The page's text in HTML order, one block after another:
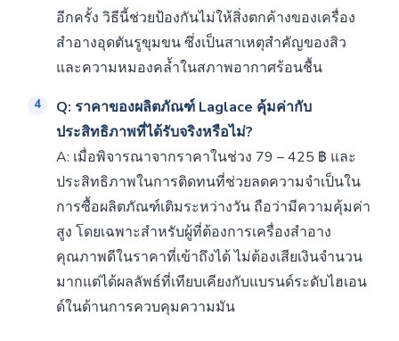
อีกครั้ง วิธีนี้ช่วยป้องกันไม่ให้สิ่งตกค้างของเครื่อง
สำอางอุดตันรูขุมขน ซึ่งเป็นสาเหตุสำคัญของสิว
และความหมองคล้ำในสภาพอากาศร้อนชื้น
Q: ราคาของผลิตภัณฑ์ Laglace คุ้มค่ากับ
ประสิทธิภาพที่ได้รับจริงหรือไม่?
A: เมื่อพิจารณาจากราคาในช่วง 79 – 425 ฿ และ
ประสิทธิภาพในการติดทนที่ช่วยลดความจำเป็นใน
การซื้อผลิตภัณฑ์เติมระหว่างวัน ถือว่ามีความคุ้มค่า
สูง โดยเฉพาะสำหรับผู้ที่ต้องการเครื่องสำอาง
คุณภาพดีในราคาที่เข้าถึงได้ ไม่ต้องเสียเงินจำนวน
มากแต่ได้ผลลัพธ์ที่เทียบเคียงกับแบรนด์ระดับไฮเอน
ด์ในด้านการควบคุมความมัน